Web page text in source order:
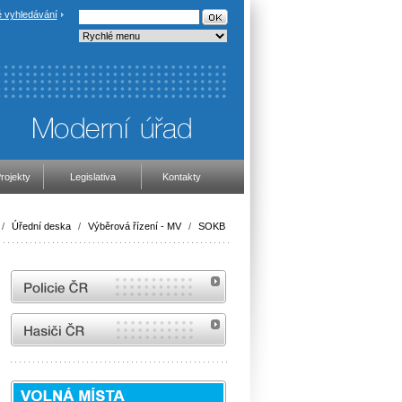
vyhledávání
Legislativa Kontakty
/ Úřední deska / Výběrová řízení - MV / SOKB
internetové stránky Policie ČR
internetové stránky Hasiči ČR